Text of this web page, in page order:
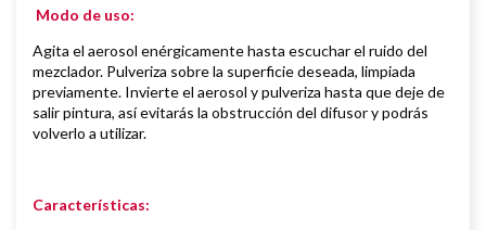
Modo de uso:
Agita el aerosol enérgicamente hasta escuchar el ruido del
mezclador. Pulveriza sobre la superficie deseada, limpiada
previamente. Invierte el aerosol y pulveriza hasta que deje de
salir pintura, así evitarás la obstrucción del difusor y podrás
volverlo a utilizar.
Características: